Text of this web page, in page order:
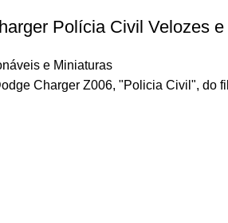
Polícia Civil Velozes
e Miniaturas
Charger Z006, "Policia Civil", do